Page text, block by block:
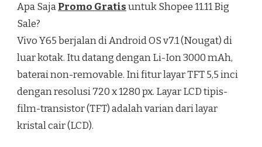
Apa SajaPromo Gratisuntuk Shopee 11.11 Big
Sale?
Vivo Y65 berjalan di Android OS v7.1 (Nougat) di
luar kotak. Itu datang dengan Li-Ion 3000 mAh,
baterai non-removable. Ini fitur layar TFT 5,5 inci
dengan resolusi 720 x 1280 px. Layar LCD tipis-
film-transistor (TFT) adalah varian dari layar
kristal cair (LCD).